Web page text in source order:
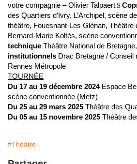
votre compagnie – Olivier Talpaert S
des Quartiers d’Ivry, L’Archipel, scène
théâtre, Fouesnant-Les Glénan,
Bernard-Marie Koltès, scène
technique Théâtre National de
institutionnels Drac Bretagne / Conseil
Rennes Métropole
TOURNÉE
Du 17 au 19 décembre 2024 Espace
scène conventionnée (Metz)
Du 25 au 29 mars 2025 Théâtre des
Du 05 au 15 novembre 2025 Théâtre
#Théâtre